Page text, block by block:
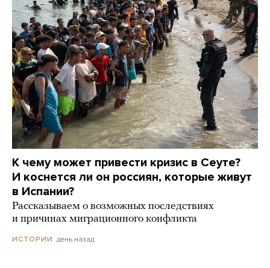
К чему может привести кризис в Сеуте?
И коснется ли он россиян, которые живут
в Испании?
Рассказываем о возможных последствиях
и причинах миграционного конфликта
ИСТОРИИ день назад